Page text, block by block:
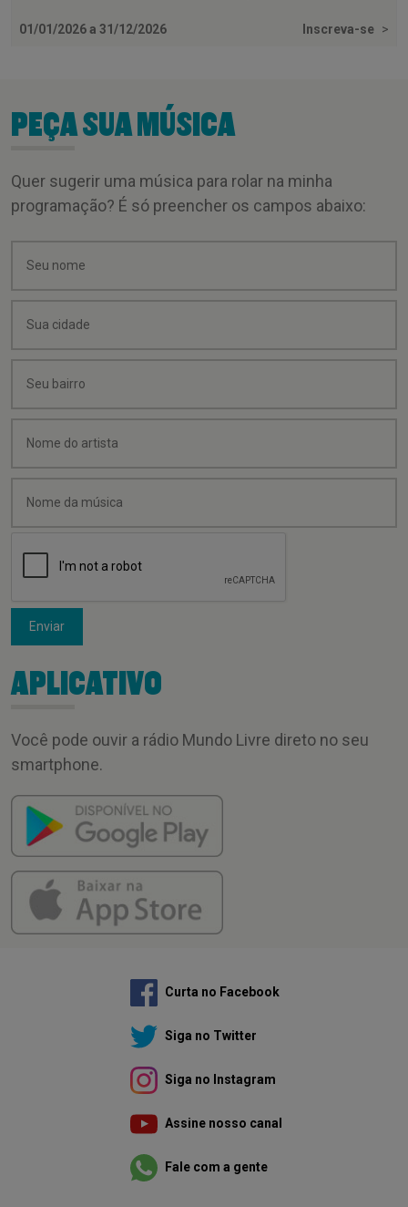
01/01/2026 a 31/12/2026 Inscreva-se >
PEÇA SUA MÚSICA
Quer sugerir uma música para rolar na minha
programação? É só preencher os campos abaixo:
Enviar
APLICATIVO
Você pode ouvir a rádio Mundo Livre direto no seu
smartphone.
Curta no Facebook
Siga no Twitter
Siga no Instagram
Assine nosso canal
Fale com a gente